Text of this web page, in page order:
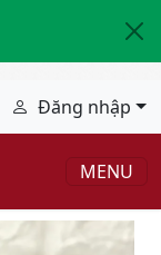
Đăng nhập
MENU